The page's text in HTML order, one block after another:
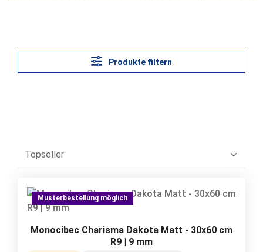
Produkte filtern
Musterbestellung möglich
Monocibec Charisma Dakota Matt - 30x60 cm
R9 | 9 mm